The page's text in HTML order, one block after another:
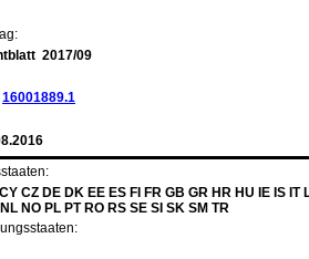
2017/09
16001889.1
CZ DE DK EE ES FI FR GB GR HR HU IE IS IT
NO PL PT RO RS SE SI SK SM TR